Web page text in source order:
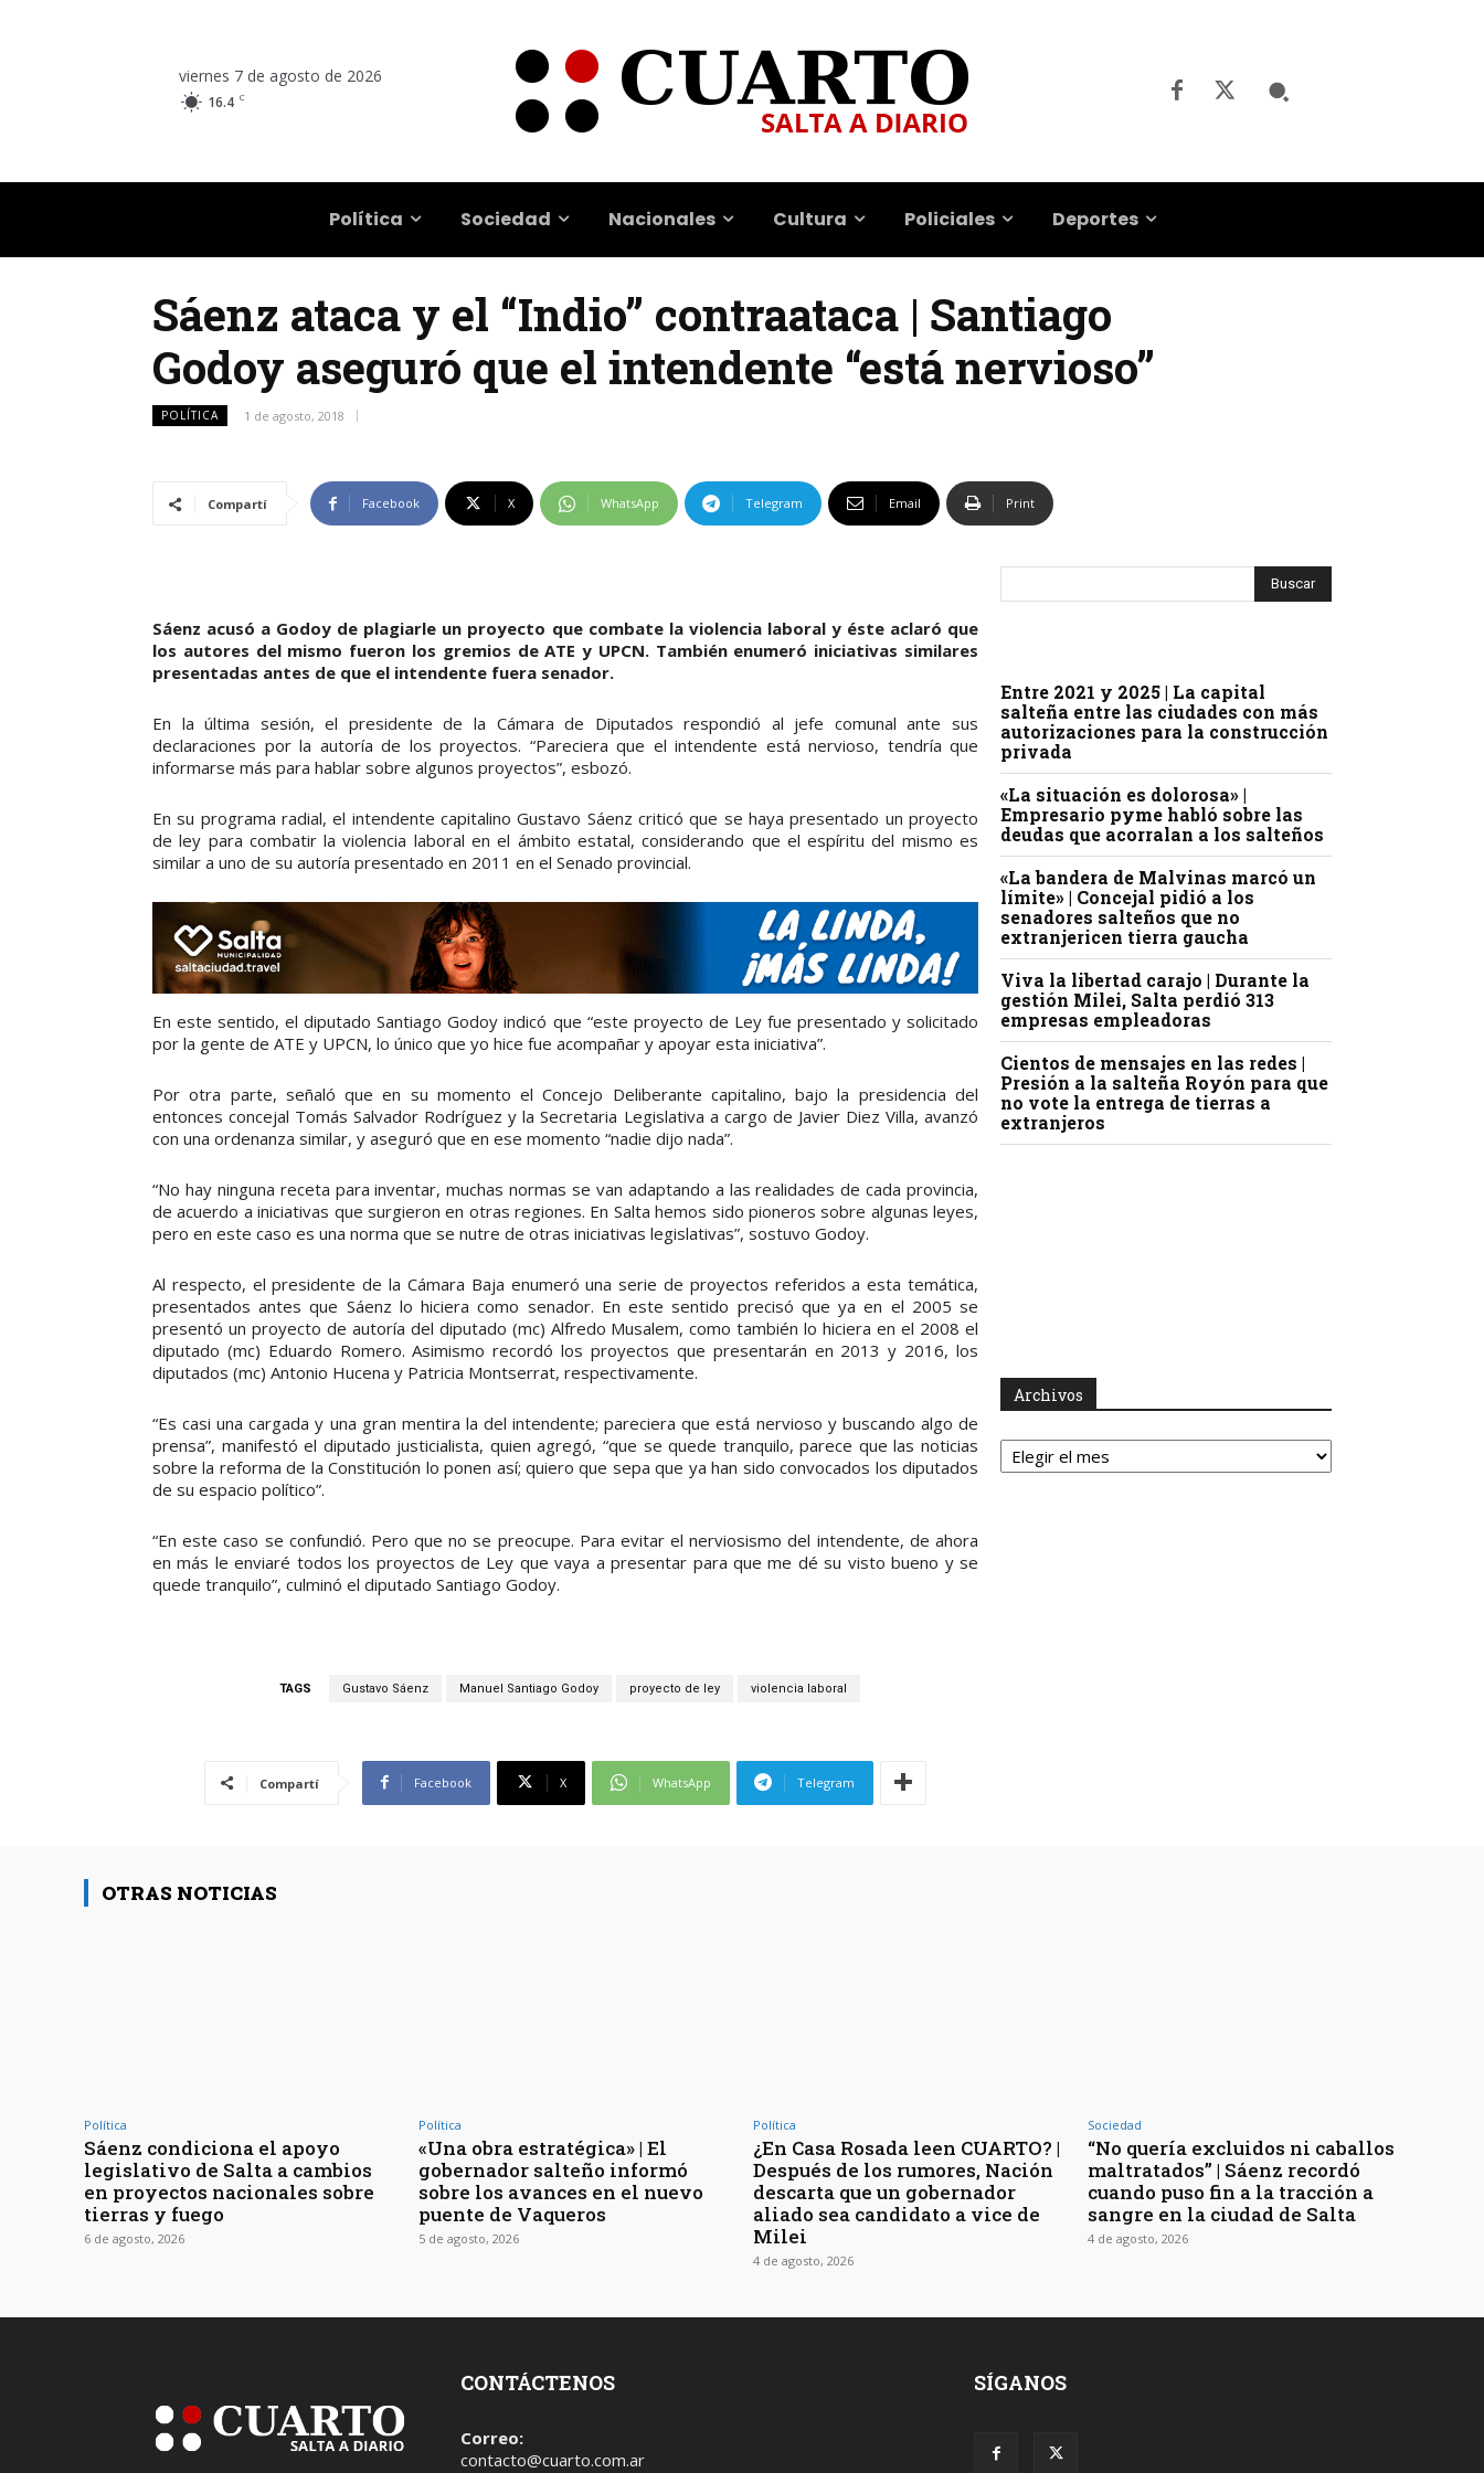
viernes 7 de agosto de 2026
16.4 C
Política Sociedad Nacionales Cultura Policiales Deportes
Sáenz ataca y el “Indio” contraataca | Santiago
Godoy aseguró que el intendente “está nervioso”
POLÍTICA 1 de agosto, 2018
Compartí Facebook X WhatsApp Telegram Email Print
Sáenz acusó a Godoy de plagiarle un proyecto que combate la violencia laboral y éste aclaró que
los autores del mismo fueron los gremios de ATE y UPCN. También enumeró iniciativas similares
presentadas antes de que el intendente fuera senador.
En la última sesión, el presidente de la Cámara de Diputados respondió al jefe comunal ante sus
declaraciones por la autoría de los proyectos. “Pareciera que el intendente está nervioso, tendría que
informarse más para hablar sobre algunos proyectos”, esbozó.
En su programa radial, el intendente capitalino Gustavo Sáenz criticó que se haya presentado un proyecto
de ley para combatir la violencia laboral en el ámbito estatal, considerando que el espíritu del mismo es
similar a uno de su autoría presentado en 2011 en el Senado provincial.
En este sentido, el diputado Santiago Godoy indicó que “este proyecto de Ley fue presentado y solicitado
por la gente de ATE y UPCN, lo único que yo hice fue acompañar y apoyar esta iniciativa”.
Por otra parte, señaló que en su momento el Concejo Deliberante capitalino, bajo la presidencia del
entonces concejal Tomás Salvador Rodríguez y la Secretaria Legislativa a cargo de Javier Diez Villa, avanzó
con una ordenanza similar, y aseguró que en ese momento “nadie dijo nada”.
“No hay ninguna receta para inventar, muchas normas se van adaptando a las realidades de cada provincia,
de acuerdo a iniciativas que surgieron en otras regiones. En Salta hemos sido pioneros sobre algunas leyes,
pero en este caso es una norma que se nutre de otras iniciativas legislativas”, sostuvo Godoy.
Al respecto, el presidente de la Cámara Baja enumeró una serie de proyectos referidos a esta temática,
presentados antes que Sáenz lo hiciera como senador. En este sentido precisó que ya en el 2005 se
presentó un proyecto de autoría del diputado (mc) Alfredo Musalem, como también lo hiciera en el 2008 el
diputado (mc) Eduardo Romero. Asimismo recordó los proyectos que presentarán en 2013 y 2016, los
diputados (mc) Antonio Hucena y Patricia Montserrat, respectivamente.
“Es casi una cargada y una gran mentira la del intendente; pareciera que está nervioso y buscando algo de
prensa”, manifestó el diputado justicialista, quien agregó, “que se quede tranquilo, parece que las noticias
sobre la reforma de la Constitución lo ponen así; quiero que sepa que ya han sido convocados los diputados
de su espacio político”.
“En este caso se confundió. Pero que no se preocupe. Para evitar el nerviosismo del intendente, de ahora
en más le enviaré todos los proyectos de Ley que vaya a presentar para que me dé su visto bueno y se
quede tranquilo”, culminó el diputado Santiago Godoy.
TAGS Gustavo Sáenz Manuel Santiago Godoy proyecto de ley violencia laboral
Compartí Facebook X WhatsApp Telegram
Entre 2021 y 2025 | La capital
salteña entre las ciudades con más
autorizaciones para la construcción
privada
«La situación es dolorosa» |
Empresario pyme habló sobre las
deudas que acorralan a los salteños
«La bandera de Malvinas marcó un
límite» | Concejal pidió a los
senadores salteños que no
extranjericen tierra gaucha
Viva la libertad carajo | Durante la
gestión Milei, Salta perdió 313
empresas empleadoras
Cientos de mensajes en las redes |
Presión a la salteña Royón para que
no vote la entrega de tierras a
extranjeros
Archivos
Archivos
OTRAS NOTICIAS
Política
Sáenz condiciona el apoyo
legislativo de Salta a cambios
en proyectos nacionales sobre
tierras y fuego
6 de agosto, 2026
Política
«Una obra estratégica» | El
gobernador salteño informó
sobre los avances en el nuevo
puente de Vaqueros
5 de agosto, 2026
Política
¿En Casa Rosada leen CUARTO? |
Después de los rumores, Nación
descarta que un gobernador
aliado sea candidato a vice de
Milei
4 de agosto, 2026
Sociedad
“No quería excluidos ni caballos
maltratados” | Sáenz recordó
cuando puso fin a la tracción a
sangre en la ciudad de Salta
4 de agosto, 2026
CONTÁCTENOS
Correo:
contacto@cuarto.com.ar
SÍGANOS